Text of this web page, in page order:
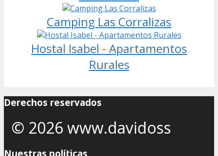
Camping Las Corralizas
Hostal Isabel - Apartamentos
Rurales
Derechos reservados
© 2026 www.davidoss
Nuestras políticas